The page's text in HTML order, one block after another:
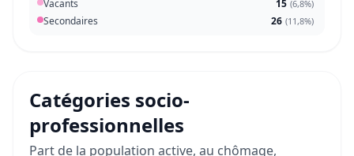
Vacants 15 (6,8%)
Secondaires 26 (11,8%)
Catégories socio-
professionnelles
Part de la population active, au chômage,